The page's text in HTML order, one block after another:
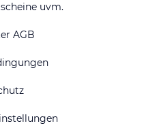
uvm.
AGB